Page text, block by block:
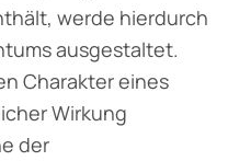
werde hierdurch
ausge­staltet.
Charakter eines
Wirkung
der